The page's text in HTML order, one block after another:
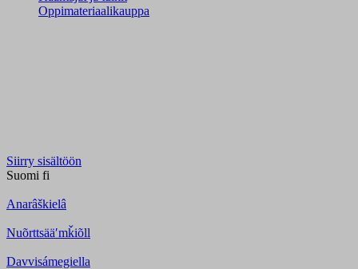
Oppimateriaalikauppa
Siirry sisältöön
Suomi fi
Anarâškielâ
Nuõrttsääʹmǩiõll
Davvisámegiella